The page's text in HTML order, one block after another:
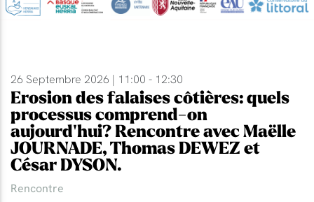
26 Septembre 2026 | 11:00 - 12:30
Erosion des falaises côtières: quels
processus comprend-on
aujourd'hui? Rencontre avec Maëlle
JOURNADE, Thomas DEWEZ et
César DYSON.
Rencontre